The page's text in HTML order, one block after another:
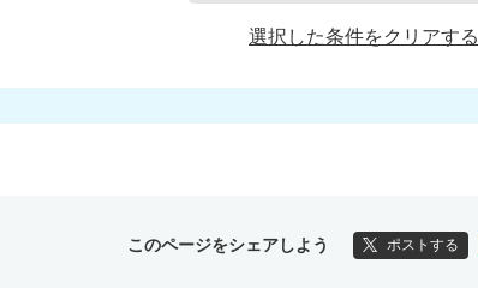
選択した条件をクリアする
このページをシェアしよう ポストする